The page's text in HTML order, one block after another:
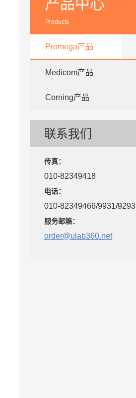
产品中心
Products
Promega产品
Medicom产品
Corning产品
联系我们
传真：
010-82349418
电话：
010-82349466/9931/9293
服务邮箱：
order@ulab360.net